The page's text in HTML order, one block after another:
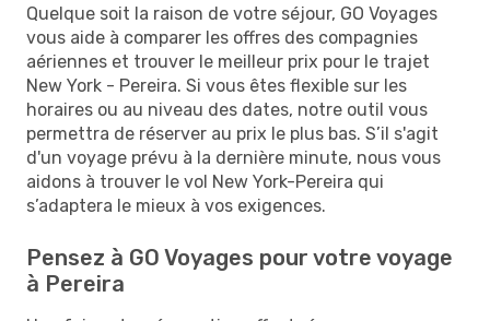
Quelque soit la raison de votre séjour, GO Voyages
vous aide à comparer les offres des compagnies
aériennes et trouver le meilleur prix pour le trajet
New York - Pereira. Si vous êtes flexible sur les
horaires ou au niveau des dates, notre outil vous
permettra de réserver au prix le plus bas. S’il s'agit
d'un voyage prévu à la dernière minute, nous vous
aidons à trouver le vol New York-Pereira qui
s’adaptera le mieux à vos exigences.
Pensez à GO Voyages pour votre voyage
à Pereira